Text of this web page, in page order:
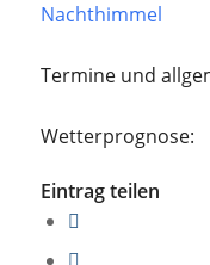
Nachthimmel
Termine und
Eintrag teilen